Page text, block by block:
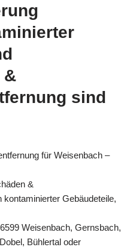
&
sind
für Weisenbach –
&
Gebäudeteile,
Weisenbach, Gernsbach,
Bühlertal oder